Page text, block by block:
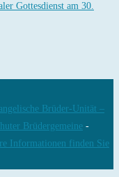
Gottesdienst am 30.
Brüder-Unität –
Brüdergemeine -
Informationen finden Sie